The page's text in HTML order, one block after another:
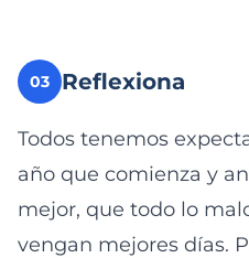
03 Reflexiona
Todos tenemos
año que comienza y
mejor, que todo lo
vengan mejores días.